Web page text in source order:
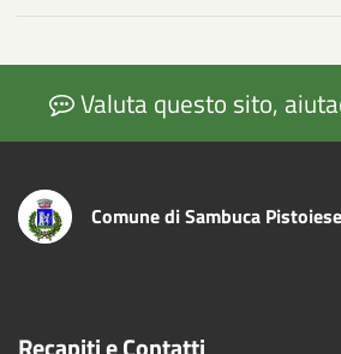
Valuta questo sito,
Comune di Sambuca Pistoiese